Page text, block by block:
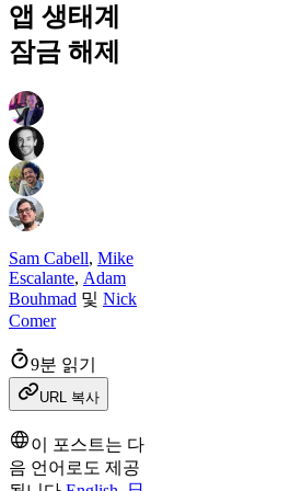
앱 생태계
잠금 해제
Sam Cabell, Mike
Escalante, Adam
Bouhmad 및 Nick
Comer
9분 읽기
URL 복사
이 포스트는 다
음 언어로도 제공